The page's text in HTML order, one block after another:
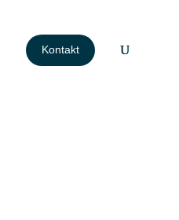
Kontakt